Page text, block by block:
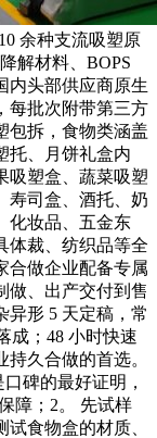
余种支流吸塑原
解材料、BOPS
内头部供应商原生
每批次附带第三方
包拆，食物类涵盖
托、月饼礼盒内
吸塑盒、蔬菜吸塑
寿司盒、酒托、奶
化妆品、五金东
体裁、纺织品等全
合做企业配备专属
做、出产交付到售
异形 5 天定稿，常
成；48 小时快速
久合做的首选。
碑的最好证明，
障；2。 先试样
食物盒的材质、